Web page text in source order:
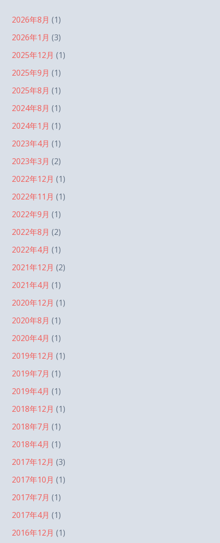
2026年8月 (1)
2026年1月 (3)
2025年12月 (1)
2025年9月 (1)
2025年8月 (1)
2024年8月 (1)
2024年1月 (1)
2023年4月 (1)
2023年3月 (2)
2022年12月 (1)
2022年11月 (1)
2022年9月 (1)
2022年8月 (2)
2022年4月 (1)
2021年12月 (2)
2021年4月 (1)
2020年12月 (1)
2020年8月 (1)
2020年4月 (1)
2019年12月 (1)
2019年7月 (1)
2019年4月 (1)
2018年12月 (1)
2018年7月 (1)
2018年4月 (1)
2017年12月 (3)
2017年10月 (1)
2017年7月 (1)
2017年4月 (1)
2016年12月 (1)